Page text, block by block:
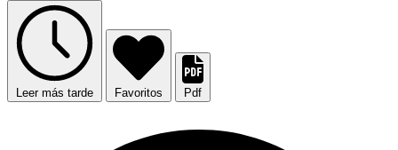
Leer más tarde Favoritos Pdf